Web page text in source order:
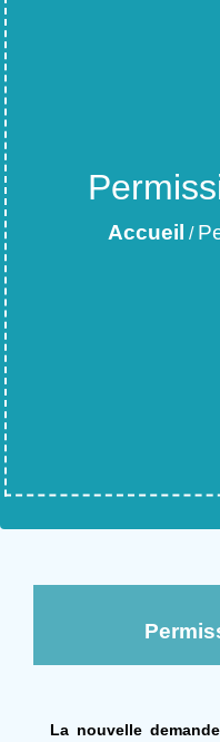
Accueil /
La nouvelle